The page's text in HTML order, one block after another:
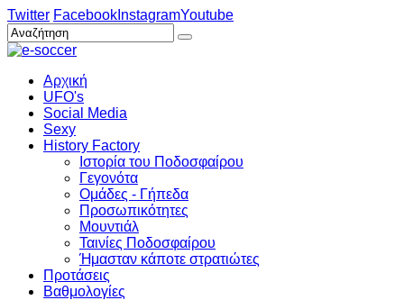
Twitter Facebook InstagramYoutube
Αρχική
UFO's
Social Media
Sexy
History Factory
Ιστορία του Ποδοσφαίρου
Γεγονότα
Ομάδες - Γήπεδα
Προσωπικότητες
Μουντιάλ
Ταινίες Ποδοσφαίρου
Ήμασταν κάποτε στρατιώτες
Προτάσεις
Βαθμολογίες